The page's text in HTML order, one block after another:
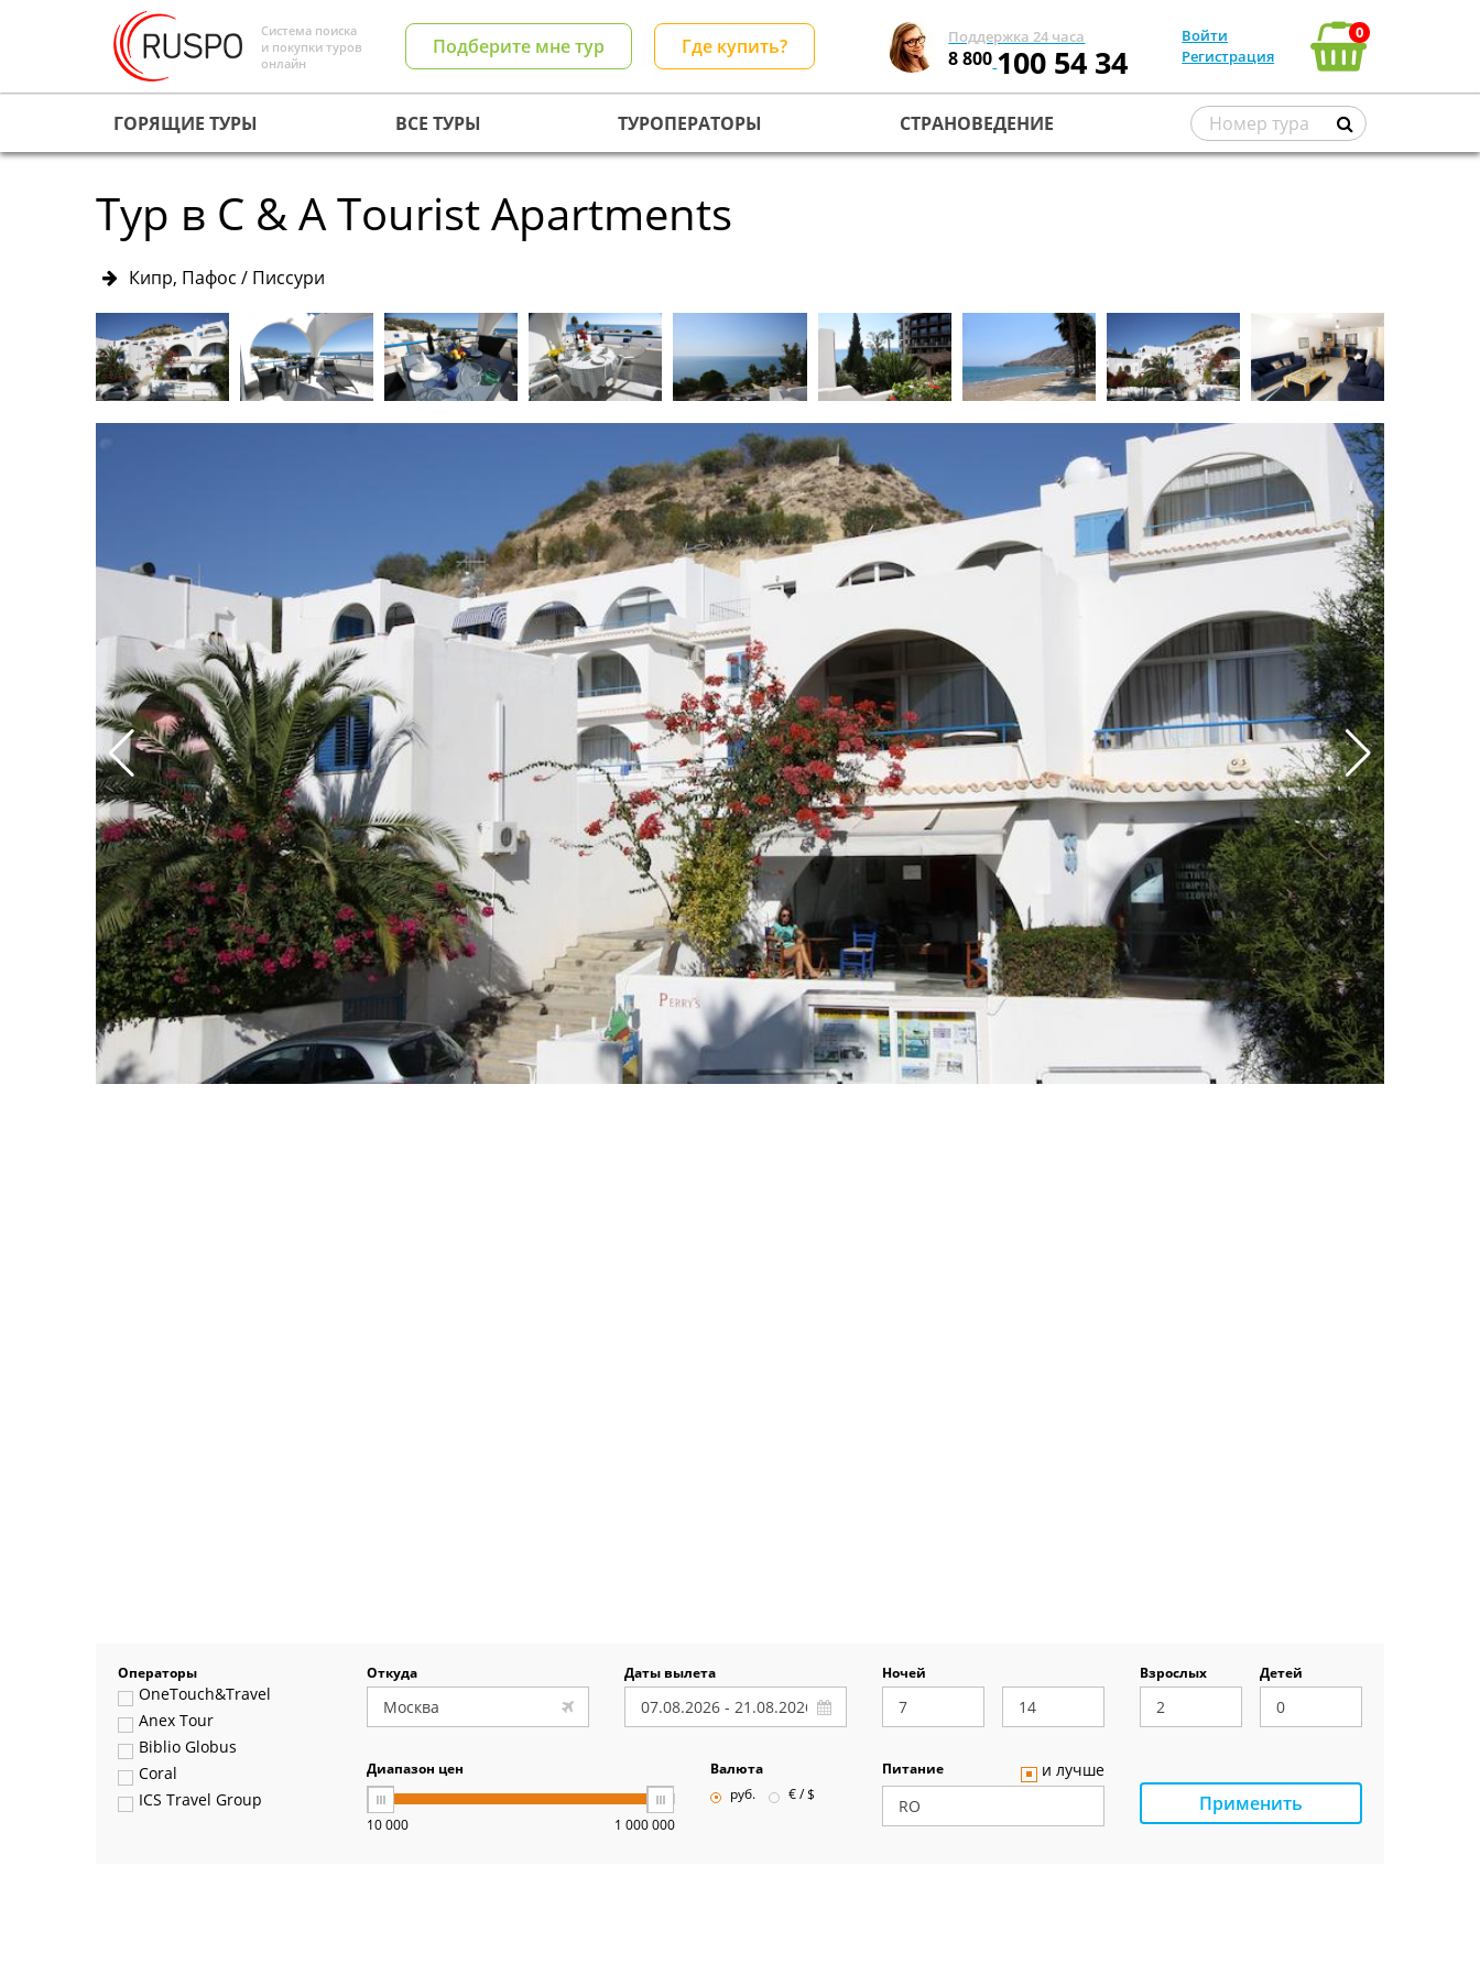
Система поиска
и покупки туров
онлайн
Подберите мне тур Где купить? Поддержка 24 часа
8 800100 54 34
Войти
Регистрация
0
ГОРЯЩИЕ ТУРЫ ВСЕ ТУРЫ ТУРОПЕРАТОРЫ СТРАНОВЕДЕНИЕ
Тур в C & A Tourist Apartments
Кипр, Пафос / Писсури
Операторы
OneTouch&Travel
Anex Tour
Biblio Globus
Coral
ICS Travel Group
Откуда Даты вылета Ночей Взрослых Детей
Диапазон цен
10 000 1 000 000
Валюта
руб.
€ / $
Питание и лучше
Применить